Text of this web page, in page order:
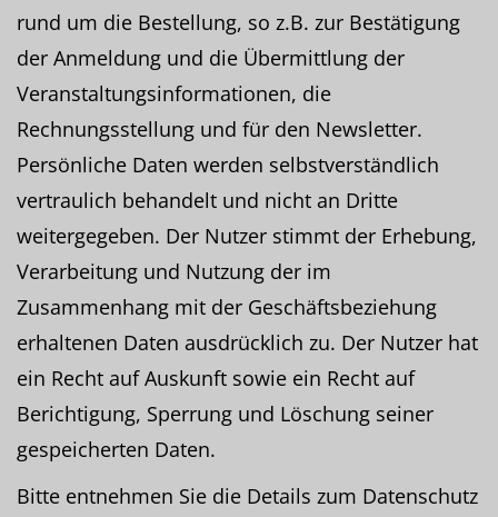
rund um die Bestellung, so z.B. zur Bestätigung
der Anmeldung und die Übermittlung der
Veranstaltungsinformationen, die
Rechnungsstellung und für den Newsletter.
Persönliche Daten werden selbstverständlich
vertraulich behandelt und nicht an Dritte
weitergegeben. Der Nutzer stimmt der Erhebung,
Verarbeitung und Nutzung der im
Zusammenhang mit der Geschäftsbeziehung
erhaltenen Daten ausdrücklich zu. Der Nutzer hat
ein Recht auf Auskunft sowie ein Recht auf
Berichtigung, Sperrung und Löschung seiner
gespeicherten Daten.
Bitte entnehmen Sie die Details zum Datenschutz